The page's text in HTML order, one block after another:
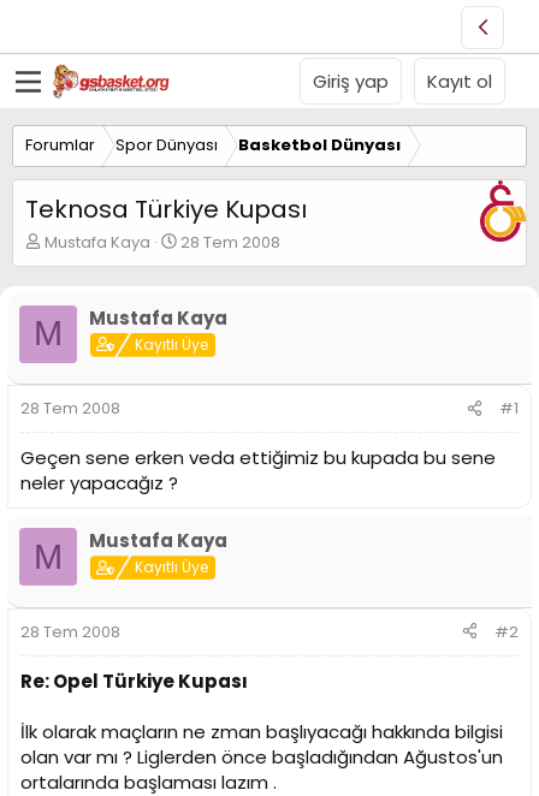
Giriş yap Kayıt ol
Forumlar Spor Dünyası Basketbol Dünyası
Teknosa Türkiye Kupası
K
o
u
y
u
B
a
ş
l
a
t
n
Mustafa Kaya
B
a
l
a
n
ı
t
a
i
28 Tem 2008
M Mustafa Kaya
Kayıtlı Üye
28 Tem 2008 #1
Geçen sene erken veda ettiğimiz bu kupada bu sene
neler yapacağız ?
M Mustafa Kaya
Kayıtlı Üye
28 Tem 2008 #2
Re: Opel Türkiye Kupası
İlk olarak maçların ne zman başlıyacağı hakkında bilgisi
olan var mı ? Liglerden önce başladığından Ağustos'un
ortalarında başlaması lazım .